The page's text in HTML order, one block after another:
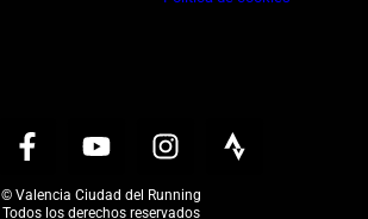
© Valencia Ciudad del Running
Todos los derechos reservados